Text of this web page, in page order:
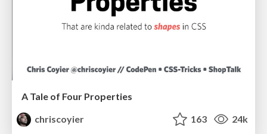
A Tale of Four Properties
chriscoyier
163 24k